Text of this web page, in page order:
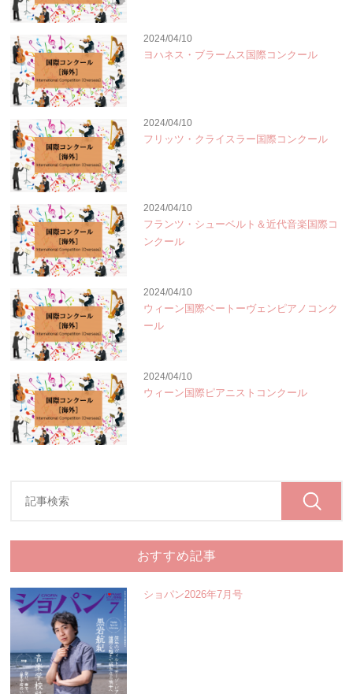
2024/04/10
ヨハネス・ブラームス国際コンクール
2024/04/10
フリッツ・クライスラー国際コンクール
2024/04/10
フランツ・シューベルト＆近代音楽国際コ
ンクール
2024/04/10
ウィーン国際ベートーヴェンピアノコンク
ール
2024/04/10
ウィーン国際ピアニストコンクール
おすすめ記事
ショパン2026年7月号